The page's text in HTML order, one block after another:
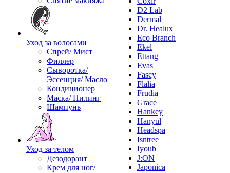
Уход за волосами
Спрей/ Мист
Филлер
Сыворотка/
Эссенция/ Масло
Кондиционер
Маска/ Пилинг
Шампунь
Уход за телом
Дезодорант
Крем для ног/
D2 Lab
Dermal
Dr. Healux
Eco Branch
Ekel
Ettang
Evas
Fascy
Flalia
Frudia
Grace
Hankey
Hanyul
Headspa
Isntree
Iyoub
J:ON
Japonica